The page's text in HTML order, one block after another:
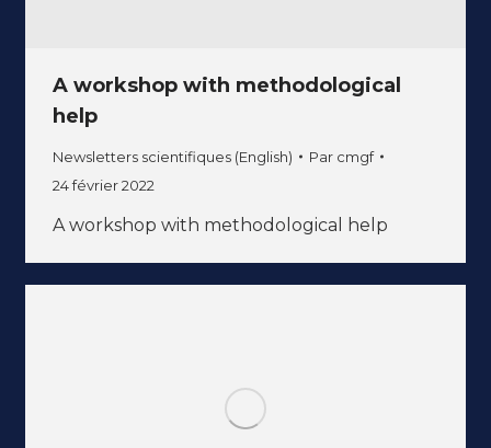
A workshop with methodological
help
Newsletters scientifiques (English) Par cmgf
24 février 2022
A workshop with methodological help